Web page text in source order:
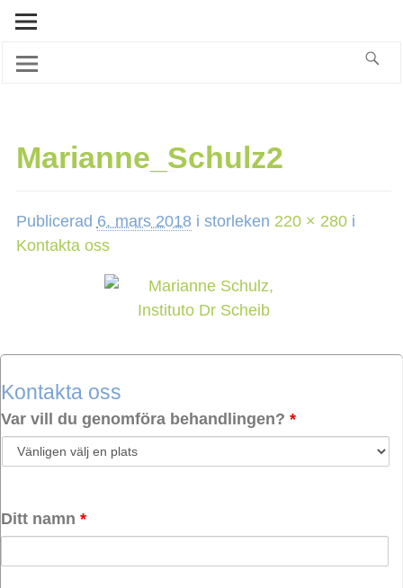
Marianne_Schulz2
Publicerad 6. mars 2018i storleken 220 × 280i
Kontakta oss
Kontakta oss
Var vill du genomföra behandlingen? *
Ditt namn *